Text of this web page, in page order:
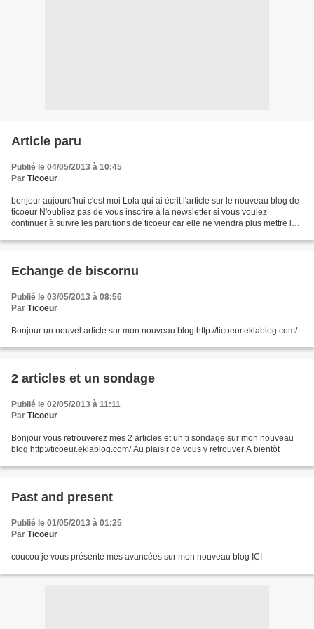
Article paru
Publié le 04/05/2013 à 10:45
Par Ticoeur
bonjour aujourd'hui c'est moi Lola qui ai écrit l'article sur le nouveau blog de
ticoeur N'oubliez pas de vous inscrire à la newsletter si vous voulez
continuer à suivre les parutions de ticoeur car elle ne viendra plus mettre le
Echange de biscornu
Publié le 03/05/2013 à 08:56
Par Ticoeur
Bonjour un nouvel article sur mon nouveau blog http://ticoeur.eklablog.com/
2 articles et un sondage
Publié le 02/05/2013 à 11:11
Par Ticoeur
Bonjour vous retrouverez mes 2 articles et un ti sondage sur mon nouveau
blog http://ticoeur.eklablog.com/ Au plaisir de vous y retrouver A bientôt
Past and present
Publié le 01/05/2013 à 01:25
Par Ticoeur
coucou je vous présente mes avancées sur mon nouveau blog ICI